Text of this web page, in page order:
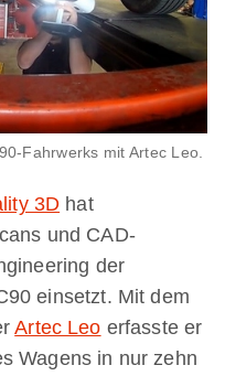
Fahrwerks mit Artec Leo.
3D hat
und CAD-
der
einsetzt. Mit dem
Artec Leo erfasste er
Wagens in nur zehn